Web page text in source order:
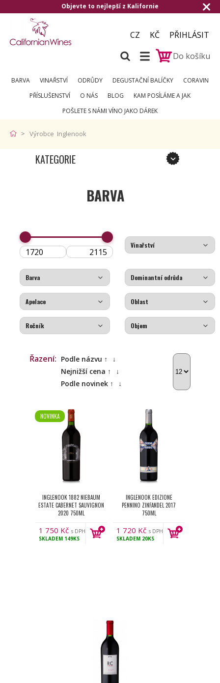
Objevte to nejlepší z Kalifornie
CZ KČ
PŘIHLÁSIT
Do košíku
BARVA VINAŘSTVÍ ODRŮDY DEGUSTAČNÍ BALÍČKY
CORAVIN
PŘÍSLUŠENSTVÍ
O NÁS BLOG
KAM POSÍLÁME A JAK
POŠLETE S NÁMI VÍNO JAKO DÁREK
Výrobce Inglenook
KATEGORIE
BARVA
Řazení: Podle názvu ↑
↓
Nejnižší cena ↑
↓
Podle novinek ↑
↓
NOVINKA
INGLENOOK 1882 NIEBAUM
ESTATE CABERNET SAUVIGNON
2020 750ML
1 750 Kč s DPH
SKLADEM 149KS
INGLENOOK EDIZIONE
PENNINO ZINFANDEL 2017
750ML
1 720 Kč s DPH
SKLADEM 20KS